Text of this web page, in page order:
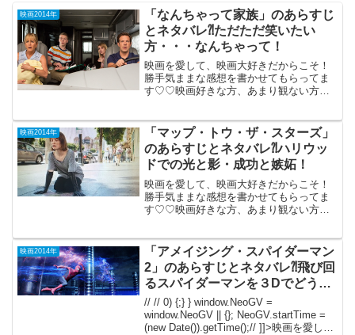
映画2014年
「なんちゃって家族」のあらすじ
とネタバレ⁈ただただ笑いたい
方・・・なんちゃって！
映画を愛して、映画大好きだからこそ！
勝手気ままな感想を書かせてもらってま
す♡♡映画好きな方、あまり観ない方
日公開（109分） まず、タイトルがおか
しす...
映画2014年
「マップ・トウ・ザ・スターズ」
のあらすじとネタバレ⁈ハリウッ
ドでの光と影・成功と嫉妬！
映画を愛して、映画大好きだからこそ！
勝手気ままな感想を書かせてもらってま
す♡♡映画好きな方、あまり観ない方
月29日公開（109分）予備知識なしで見た
た...
映画2014年
「アメイジング・スパイダーマン
2」のあらすじとネタバレ⁈飛び回
るスパイダーマンを３Dでどう
ぞ！
// // 0) {;} } window.NeoGV =
window.NeoGV || {}; NeoGV.startTime =
(new Date()).getTime();// ]]>映画を愛し